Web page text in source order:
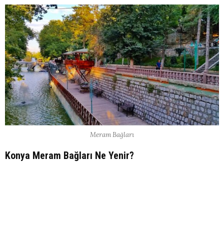
Meram Bağları
Konya Meram Bağları Ne Yenir?